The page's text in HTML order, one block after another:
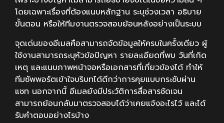
โดยเฉพาะเรื่องที่ต้องแนบหลักฐาน ระบุช่วงเวลา อธิบาย
ขั้นตอน หรือให้ทีมงานตรวจสอบย้อนหลังอย่างเป็นระบบ
จุดเด่นของอีเมลคือสามารถจัดข้อมูลให้ครบในครั้งเดียว ผู้
ใช้งานสามารถระบุหัวข้อปัญหา รายละเอียดที่พบ วันที่เกิด
เหตุ และแนบภาพหน้าจอหรือเอกสารที่เกี่ยวข้องได้ ทำให้
ทีมซัพพอร์ตเข้าใจบริบทได้ดีกว่าการคุยแบบกระชับผ่าน
แชท นอกจากนี้ อีเมลยังมีประวัติการสื่อสารชัดเจน
สามารถย้อนกลับมาตรวจสอบได้ว่าเคยแจ้งอะไรไว้ และได้
รับคำตอบอย่างไรบ้าง